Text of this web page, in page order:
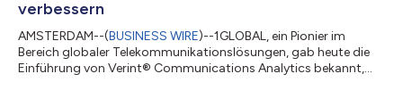
verbessern
AMSTERDAM--(BUSINESS WIRE)--1GLOBAL, ein Pionier im
Bereich globaler Telekommunikationslösungen, gab heute die
Einführung von Verint® Communications Analytics bekannt,